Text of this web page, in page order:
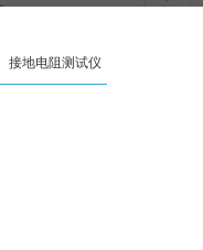
接地电阻测试仪